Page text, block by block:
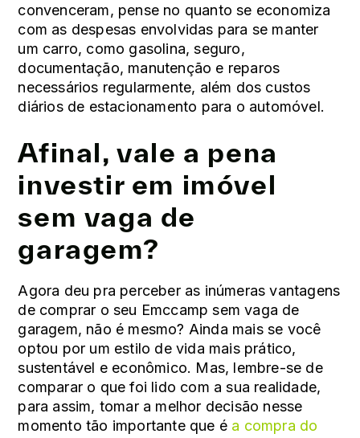
convenceram, pense no quanto se economiza
com as despesas envolvidas para se manter
um carro, como gasolina, seguro,
documentação, manutenção e reparos
necessários regularmente, além dos custos
diários de estacionamento para o automóvel.
Afinal, vale a pena
investir em imóvel
sem vaga de
garagem?
Agora deu pra perceber as inúmeras vantagens
de comprar o seu Emccamp sem vaga de
garagem, não é mesmo? Ainda mais se você
optou por um estilo de vida mais prático,
sustentável e econômico. Mas, lembre-se de
comparar o que foi lido com a sua realidade,
para assim, tomar a melhor decisão nesse
momento tão importante que é a compra do